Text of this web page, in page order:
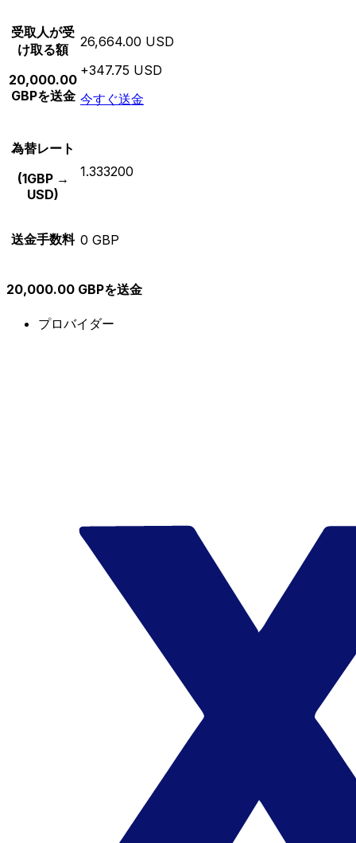
受取人が受
け取る額
20,000.00
GBPを送金
26,664.00 USD
+347.75 USD
今すぐ送金
為替レート
(1GBP →
USD)
1.333200
送金手数料 0 GBP
20,000.00 GBPを送金
プロバイダー